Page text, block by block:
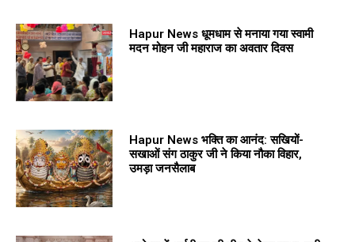
Hapur News धूमधाम से मनाया गया स्वामी
मदन मोहन जी महाराज का अवतार दिवस
Hapur News भक्ति का आनंद: सखियों-
सखाओं संग ठाकुर जी ने किया नौका विहार,
उमड़ा जनसैलाब